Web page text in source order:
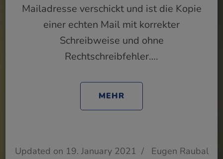
Mailadresse verschickt und ist die Kopie
einer echten Mail mit korrekter
Schreibweise und ohne
Rechtschreibfehler….
MEHR
Updated on 19. January 2021 / Eugen Raubal